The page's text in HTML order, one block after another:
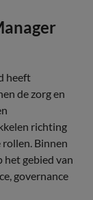
heeft
de zorg en
richting
Binnen
het gebied van
governance